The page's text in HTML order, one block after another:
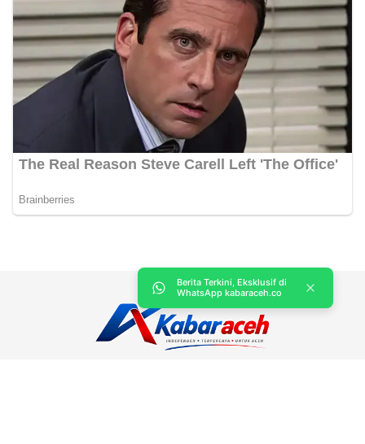
Berita Terkini, Eksklusif di
WhatsApp kabaraceh.co